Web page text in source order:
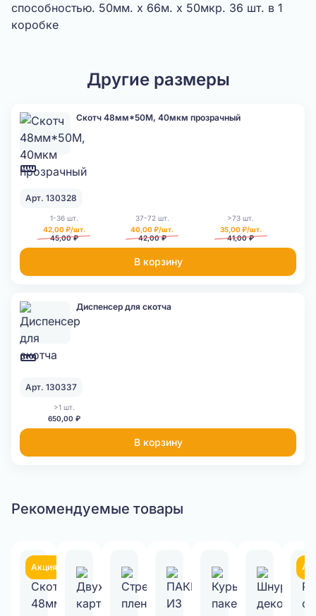
способностью. 50мм. х 66м. х 50мкр. 36 шт. в 1
коробке
Другие размеры
Скотч 48мм*50М, 40мкм прозрачный
Арт. 130328
1-36 шт.
42,00 ₽/шт.
45,00 ₽
37-72 шт.
40,00 ₽/шт.
42,00 ₽
>73 шт.
35,00 ₽/шт.
41,00 ₽
В корзину
Диспенсер для скотча
Арт. 130337
>1 шт.
650,00 ₽
В корзину
Рекомендуемые товары
Акция